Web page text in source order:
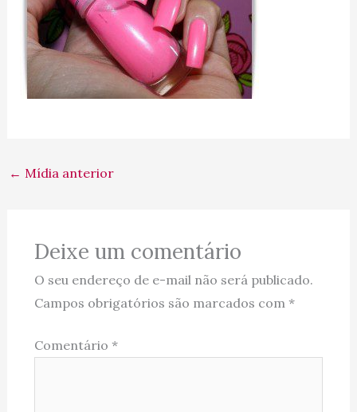
← Mídia anterior
Deixe um comentário
O seu endereço de e-mail não será publicado.
Campos obrigatórios são marcados com *
Comentário *